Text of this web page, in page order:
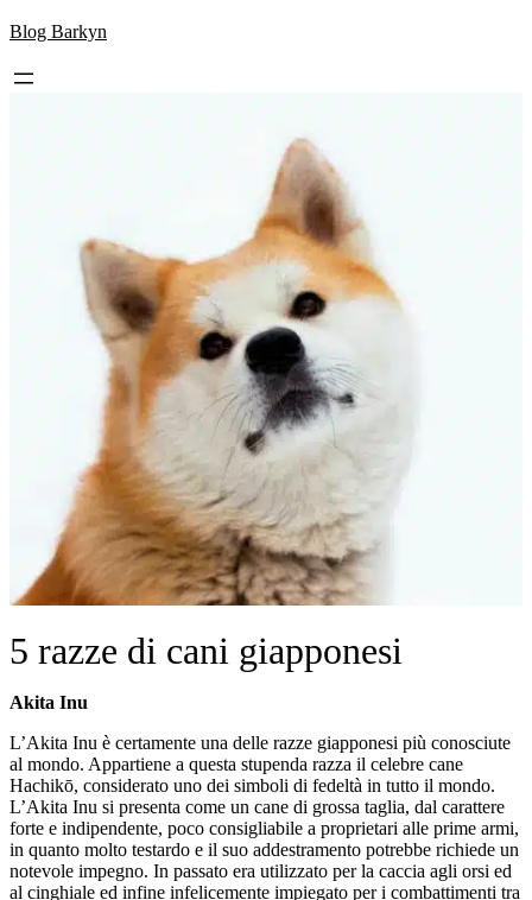
Skip
content
Blog Barkyn
5 razze di cani giapponesi
Akita Inu
L’Akita Inu è certamente una delle razze giapponesi più conosciute
al mondo. Appartiene a questa stupenda razza il celebre cane
Hachikō, considerato uno dei simboli di fedeltà in tutto il mondo.
L’Akita Inu si presenta come un cane di grossa taglia, dal carattere
forte e indipendente, poco consigliabile a proprietari alle prime armi,
in quanto molto testardo e il suo addestramento potrebbe richiede un
notevole impegno. In passato era utilizzato per la caccia agli orsi ed
al cinghiale ed infine infelicemente impiegato per i combattimenti tra